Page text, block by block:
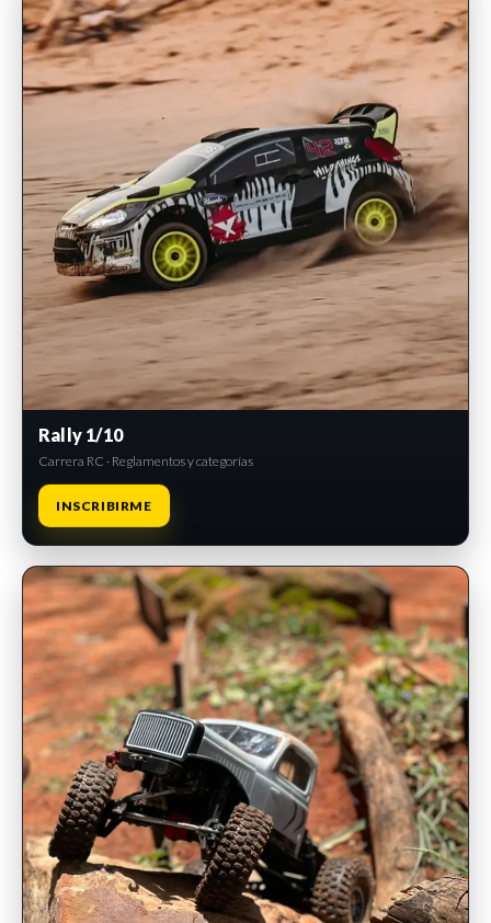
Rally 1/10
Carrera RC · Reglamentos y categorías
INSCRIBIRME
INSCRIPCIONES ABIERTAS